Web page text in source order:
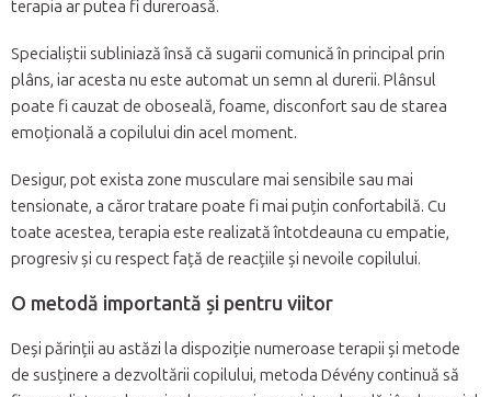
terapia ar putea fi dureroasă.
Specialiștii subliniază însă că sugarii comunică în principal prin
plâns, iar acesta nu este automat un semn al durerii. Plânsul
poate fi cauzat de oboseală, foame, disconfort sau de starea
emoțională a copilului din acel moment.
Desigur, pot exista zone musculare mai sensibile sau mai
tensionate, a căror tratare poate fi mai puțin confortabilă. Cu
toate acestea, terapia este realizată întotdeauna cu empatie,
progresiv și cu respect față de reacțiile și nevoile copilului.
O metodă importantă și pentru viitor
Deși părinții au astăzi la dispoziție numeroase terapii și metode
de susținere a dezvoltării copilului, metoda Dévény continuă să